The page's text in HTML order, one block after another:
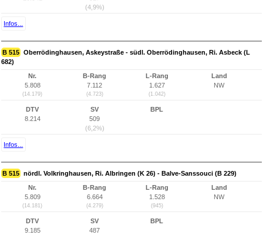
(4,9%)
Infos...
B 515 Oberrödinghausen, Askeystraße - südl. Oberrödinghausen, Ri. Asbeck (L
682)
Nr.
5.808
(14.179)
B-Rang
7.112
(4.723)
L-Rang
1.627
(1.042)
Land
NW
DTV
8.214
SV
509
(6,2%)
BPL
Infos...
B 515 nördl. Volkringhausen, Ri. Albringen (K 26) - Balve-Sanssouci (B 229)
Nr.
5.809
(14.181)
B-Rang
6.664
(4.279)
L-Rang
1.528
(945)
Land
NW
DTV
9.185
SV
487
BPL